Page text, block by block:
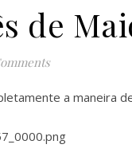
de
a maneira